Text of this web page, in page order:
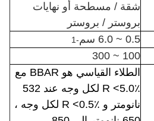
شقة / مسطحة أو نهايات
بروستر / بروستر
0.5 ~ 6.0 سم -1
100 ~ 300
الطلاء القياسي هو BBAR مع
R <5.0٪ لكل وجه عند 532
نانومتر و R <0.5٪ لكل وجه ،